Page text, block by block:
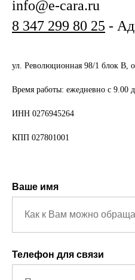
info@e-cara.ru
8 347 299 80 25 -
ул. Революционная 98/1 блок В,
Время работы: ежедневно с 9.00
ИНН 0276945264
КПП 027801001
Ваше имя
Телефон для связи